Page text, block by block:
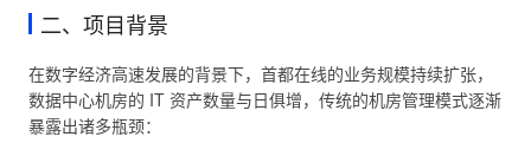
二、项目背景
在数字经济高速发展的背景下，首都在线的业务规模持续扩张，
数据中心机房的 IT 资产数量与日俱增，传统的机房管理模式逐渐
暴露出诸多瓶颈：